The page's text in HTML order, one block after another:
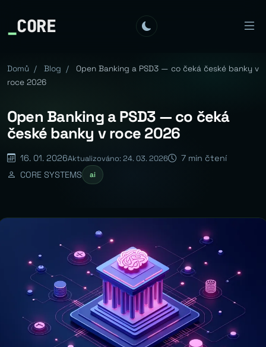
_CORE
Domů / Blog /
Open Banking a PSD3 — co čeká české banky v
roce 2026
Open Banking a PSD3 — co čeká
české banky v roce 2026
16. 01. 2026Aktualizováno: 24. 03. 2026
7 min čtení
CORE SYSTEMS
ai